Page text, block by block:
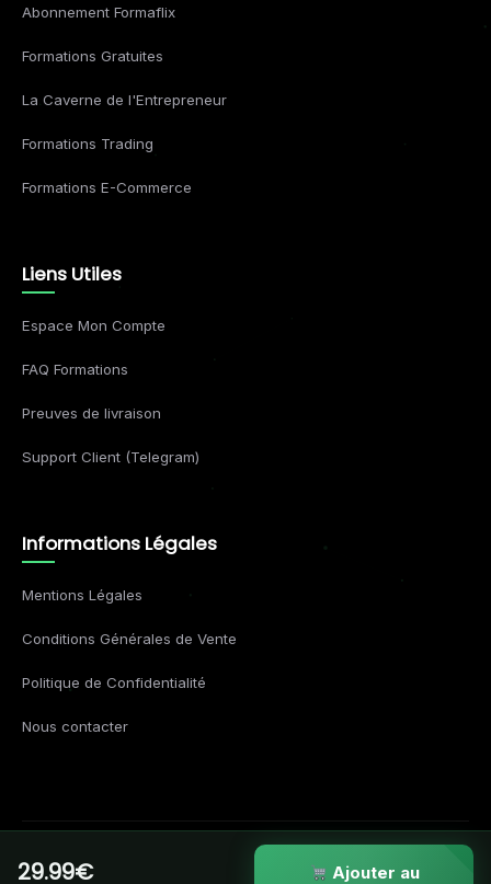
29.99€ Ajouter au
Abonnement Formaflix
Formations Gratuites
La Caverne de l'Entrepreneur
Formations Trading
Formations E-Commerce
Liens Utiles
Espace Mon Compte
FAQ Formations
Preuves de livraison
Support Client (Telegram)
Informations Légales
Mentions Légales
Conditions Générales de Vente
Politique de Confidentialité
Nous contacter
© 2026 Formations Business. Tous droits réservés.